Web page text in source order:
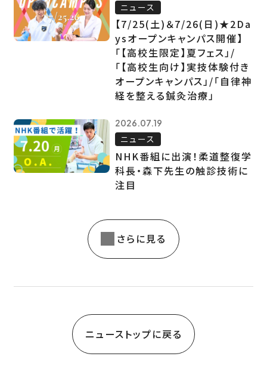
ニュース
【7/25(土)＆7/26(日)★2Da
ysオープンキャンパス開催】
「【高校生限定】夏フェス」/
「【高校生向け】実技体験付き
オープンキャンパス」/「自律神
経を整える鍼灸治療」
2026.07.19
ニュース
NHK番組に出演！柔道整復学
科長・森下先生の触診技術に
注目
さらに見る
ニューストップに戻る